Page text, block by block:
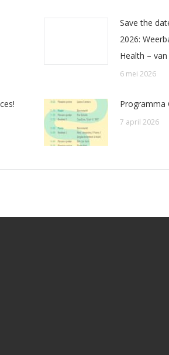
Save the
2026:
Health –
6 mei 2026
Programma
7 april 2026